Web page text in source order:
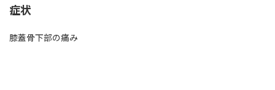
症状
膝蓋骨下部の痛み